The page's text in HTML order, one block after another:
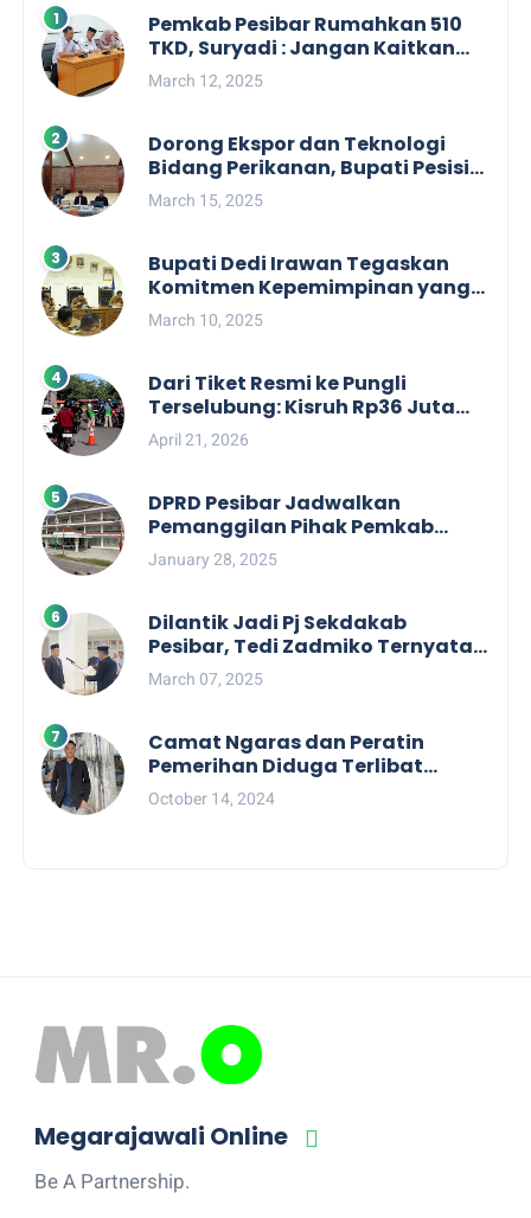
Pemkab Pesibar Rumahkan 510
TKD, Suryadi : Jangan Kaitkan
Dengan Kepentingan Politik
March 12, 2025
Dorong Ekspor dan Teknologi
Bidang Perikanan, Bupati Pesisir
Barat Audiensi Terkait Sister City
March 15, 2025
Bupati Dedi Irawan Tegaskan
Komitmen Kepemimpinan yang
Berpihak kepada Masyarakat
dalam Rapat Koordinasi OPD
March 10, 2025
Dari Tiket Resmi ke Pungli
Terselubung: Kisruh Rp36 Juta
Pengelolaan Tiket Pantai
Labuhan Jukung
April 21, 2026
DPRD Pesibar Jadwalkan
Pemanggilan Pihak Pemkab
Terkait Nasib dan Status TKD di
Tahun 2025
January 28, 2025
Dilantik Jadi Pj Sekdakab
Pesibar, Tedi Zadmiko Ternyata
Punya Rekam Jejak Gemilang
March 07, 2025
Camat Ngaras dan Peratin
Pemerihan Diduga Terlibat
Politik Praktis, Mahasiswa
Pesibar Desak Bawaslu
October 14, 2024
Megarajawali Online
Be A Partnership.